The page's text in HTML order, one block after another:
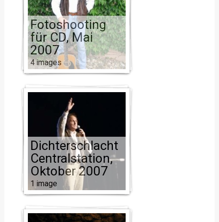
Fotoshooting
für CD, Mai
2007
4 images
Dichterschlacht
Centralstation,
Oktober 2007
1 image